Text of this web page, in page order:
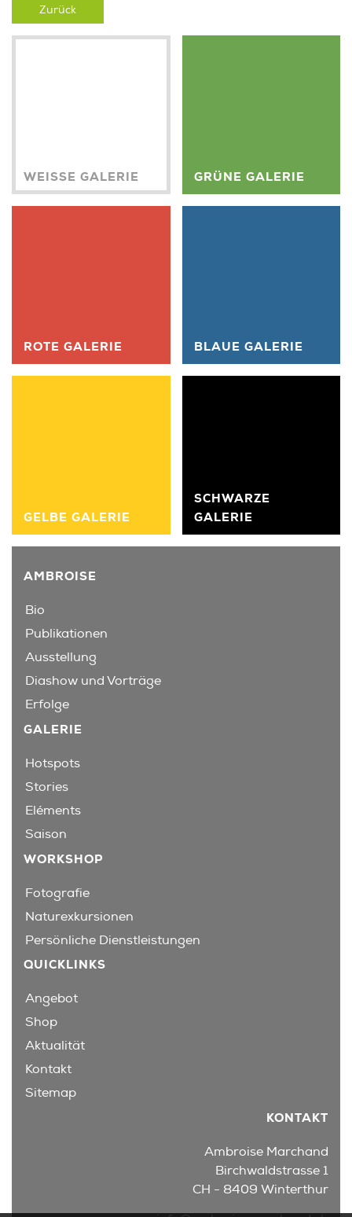
Zurück
WEISSE GALERIE GRÜNE GALERIE
ROTE GALERIE BLAUE GALERIE
GELBE GALERIE
SCHWARZE
GALERIE
AMBROISE
Bio
Publikationen
Ausstellung
Diashow und Vorträge
Erfolge
GALERIE
Hotspots
Stories
Eléments
Saison
WORKSHOP
Fotografie
Naturexkursionen
Persönliche Dienstleistungen
QUICKLINKS
Angebot
Shop
Aktualität
Kontakt
Sitemap
KONTAKT
Ambroise Marchand
Birchwaldstrasse 1
CH - 8409 Winterthur